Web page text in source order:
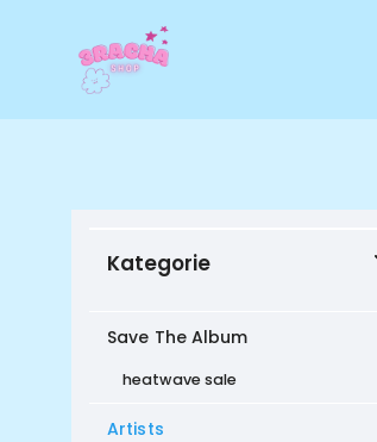
Kategorie
Save The Album
heatwave sale
Artists